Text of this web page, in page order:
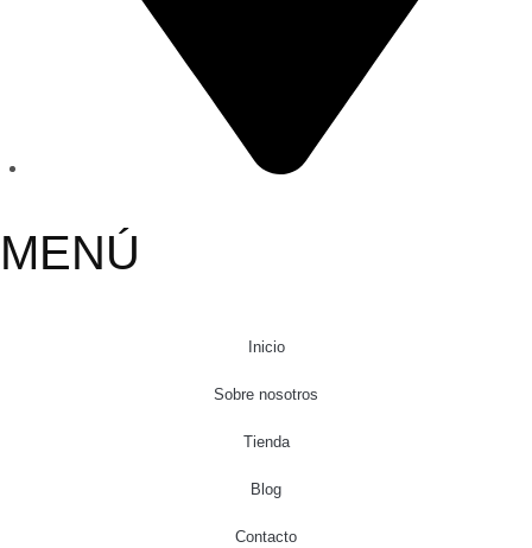
MENÚ
Inicio
Sobre nosotros
Tienda
Blog
Contacto